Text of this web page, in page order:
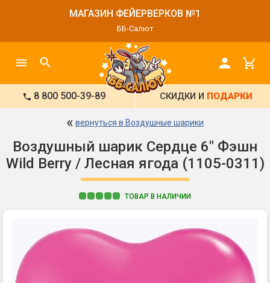
МАГАЗИН ФЕЙЕРВЕРКОВ №1
ББ-Салют
8 800 500-39-89 СКИДКИ И ПОДАРКИ
« вернуться в Воздушные шарики
Воздушный шарик Сердце 6" Фэшн
Wild Berry / Лесная ягода (1105-0311)
ТОВАР В НАЛИЧИИ